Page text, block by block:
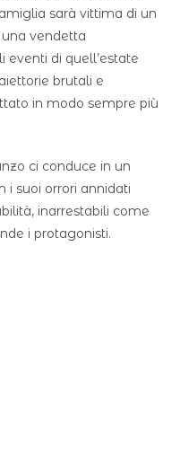
sarà vittima di un
vendetta
eventi di quell’estate
brutali e
in modo sempre più
ci conduce in un
i suoi orrori annidati
inarrestabili come
i protagonisti.